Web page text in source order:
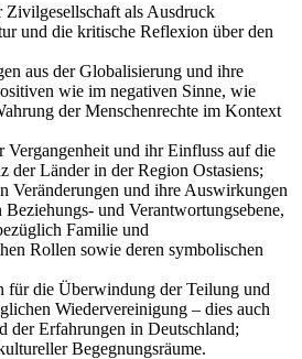
als Ausdruck
und die kritische Reflexion über den
aus der Globalisierung und ihre
wie im negativen Sinne, wie
der Menschenrechte im Kontext
Vergangenheit und ihr Einfluss auf die
der Länder in der Region Ostasiens;
Veränderungen und ihre Auswirkungen
und Verantwortungsebene,
Familie und
Rollen sowie deren symbolischen
für die Überwindung der Teilung und
Wiedervereinigung – dies auch
der Erfahrungen in Deutschland;
Begegnungsräume.